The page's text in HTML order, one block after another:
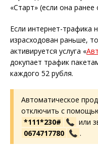
«Старт» (если она ранее
Если интернет-трафика
израсходован раньше,
активируется услуга «
докупает трафик
каждого 52 рубля.
Автоматическое
отключить с
*111*230#
или
0674717780
.